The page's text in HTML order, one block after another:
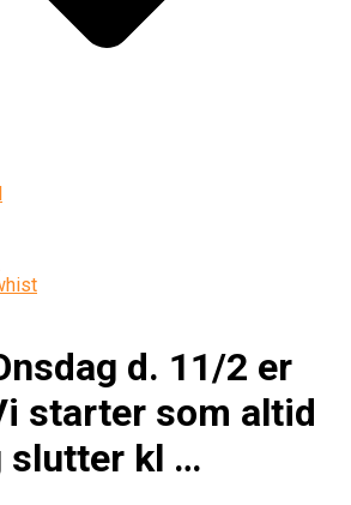
d. 11/2 er
starter som altid
slutter kl …